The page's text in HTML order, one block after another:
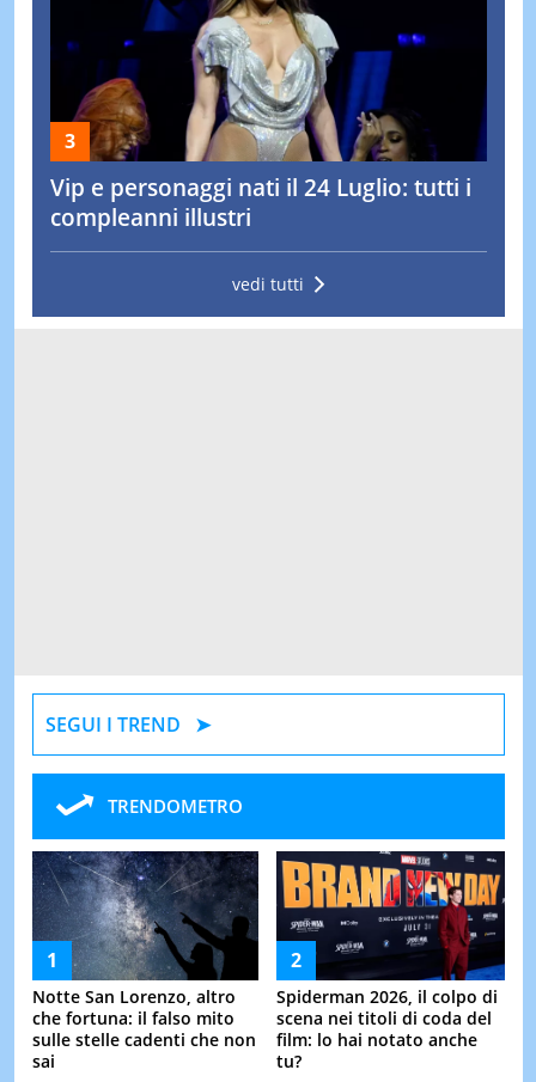
Vip e personaggi nati il 24 Luglio: tutti i
compleanni illustri
vedi tutti
SEGUI I TREND
TRENDOMETRO
Notte San Lorenzo, altro
che fortuna: il falso mito
sulle stelle cadenti che non
sai
Spiderman 2026, il colpo di
scena nei titoli di coda del
film: lo hai notato anche
tu?